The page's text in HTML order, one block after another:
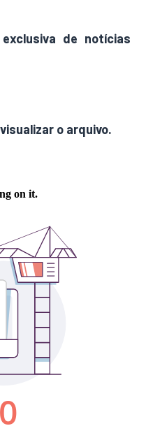
de notícias
o arquivo.